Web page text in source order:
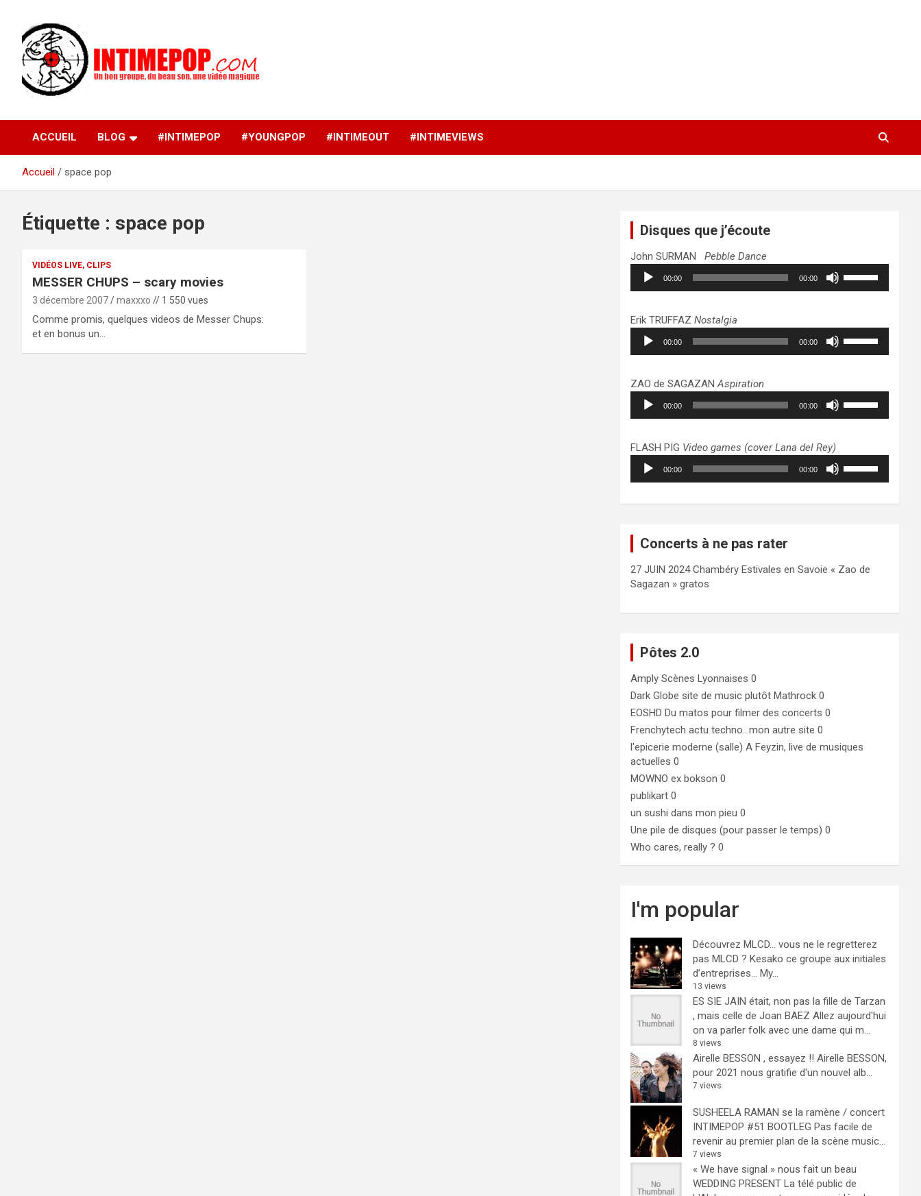
contenu
intimepop.com
musiques actuelles pop rock, post-rock, indé sur Lyon. rock pop
concert lyon
ACCUEIL BLOG #INTIMEPOP #YOUNGPOP #INTIMEOUT #INTIMEVIEWS
Accueil space pop
Étiquette : space pop
VIDÉOS LIVE, CLIPS
MESSER CHUPS – scary movies
3 décembre 2007 maxxxo // 1 550 vues
Comme promis, quelques videos de Messer Chups:
et en bonus un…
Disques que j’écoute
John SURMANPebble Dance
Lecteur
audio
00:00 00:00
pour
augmenter
ou
volume.
Erik TRUFFAZNostalgia
Lecteur
audio
00:00 00:00
pour
augmenter
ou
volume.
ZAO de SAGAZANAspiration
Lecteur
audio
00:00 00:00
pour
augmenter
ou
FLASH PIG Video games (cover Lana del Rey)
Lecteur
audio
00:00 00:00
haut/bas
le
Concerts à ne pas rater
27 JUIN 2024 Chambéry Estivales en Savoie « Zao de
Sagazan » gratos
Pôtes 2.0
Amply Scènes Lyonnaises 0
Dark Globe site de music plutôt Mathrock 0
EOSHD Du matos pour filmer des concerts 0
Frenchytech actu techno…mon autre site 0
l'epicerie moderne (salle) A Feyzin, live de musiques
actuelles 0
MOWNO ex bokson 0
publikart 0
un sushi dans mon pieu 0
Une pile de disques (pour passer le temps) 0
Who cares, really ? 0
I'm popular
Découvrez MLCD… vous ne le regretterez
pas MLCD ? Kesako ce groupe aux initiales
d’entreprises… My...
13 views
ES SIE JAIN était, non pas la fille de Tarzan
, mais celle de Joan BAEZ Allez aujourd'hui
on va parler folk avec une dame qui m...
8 views
Airelle BESSON , essayez !! Airelle BESSON,
pour 2021 nous gratifie d'un nouvel alb...
7 views
SUSHEELA RAMAN se la ramène / concert
INTIMEPOP #51 BOOTLEG Pas facile de
revenir au premier plan de la scène music...
7 views
« We have signal » nous fait un beau
WEDDING PRESENT La télé public de